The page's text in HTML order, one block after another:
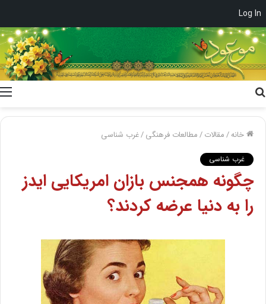
Log In
خانه/مقالات/مطالعات فرهنگی/غرب شناسی
غرب شناسی
چگونه همجنس‌ بازان امریکایی ایدز
را به دنیا عرضه کردند؟